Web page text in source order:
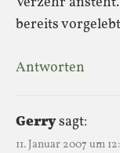
bereits
Antworten
Gerrysagt:
11. Januar 2007 um